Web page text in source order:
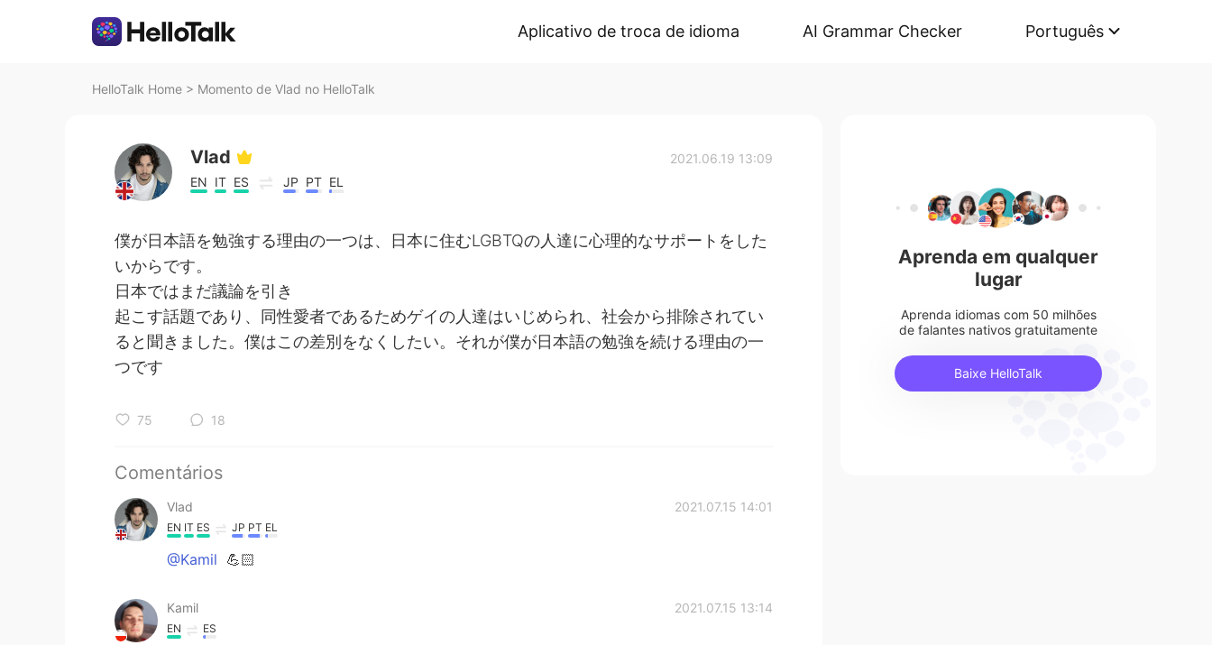
Aplicativo de troca de idioma AI Grammar Checker Português
HelloTalk Home > Momento de Vlad no HelloTalk
Vlad
EN IT ES JP PT EL
2021.06.19 13:09
僕が日本語を勉強する理由の一つは、日本に住むLGBTQの人達に心理的なサポートをした
いからです。
日本ではまだ議論を引き
起こす話題であり、同性愛者であるためゲイの人達はいじめられ、社会から排除されてい
ると聞きました。僕はこの差別をなくしたい。それが僕が日本語の勉強を続ける理由の一
つです
75 18
Comentários
Vlad 2021.07.15 14:01
EN IT ES JP PT EL
@Kamil 💪🏻
Kamil 2021.07.15 13:14
EN ES
Aprenda em qualquer
lugar
Aprenda idiomas com 50 milhões
de falantes nativos gratuitamente
Baixe HelloTalk